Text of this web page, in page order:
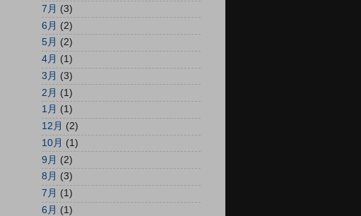
7月 (3)
6月 (2)
5月 (2)
4月 (1)
3月 (3)
2月 (1)
1月 (1)
12月 (2)
10月 (1)
9月 (2)
8月 (3)
7月 (1)
6月 (1)